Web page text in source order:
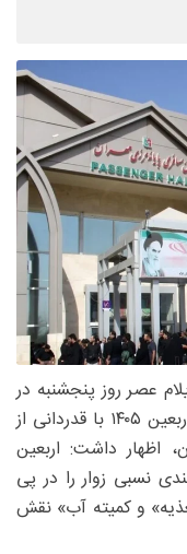
عصر روز پنجشنبه در
۱۴۰۵ با قدردانی از
اظهار داشت: اربعین
نسبی زوار را در پی
و کمیته آب» نقش